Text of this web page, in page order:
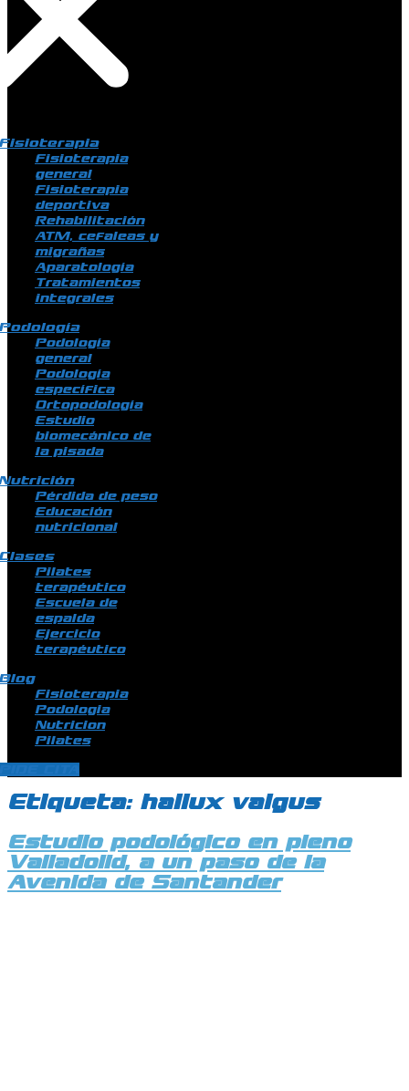
Fisioterapia
general
Fisioterapia
deportiva
Rehabilitación
ATM, cefaleas y
migrañas
Aparatología
Tratamientos
integrales
Podología
general
Podología
específica
Ortopodología
Estudio
biomecánico de
la pisada
Pérdida de peso
Educación
nutricional
Pilates
terapéutico
Escuela de
espalda
Ejercicio
terapéutico
Fisioterapia
Podologia
Nutricion
Pilates
Etiqueta: hallux valgus
Estudio podológico en pleno
Valladolid, a un paso de la
Avenida de Santander